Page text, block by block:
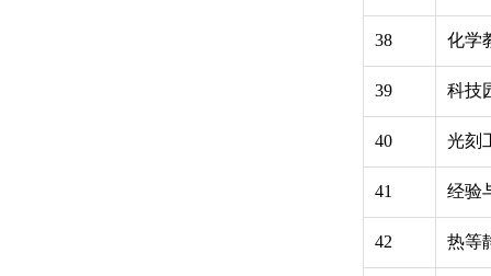
38 化学
39 科技
40 光刻
41 经验
42 热等